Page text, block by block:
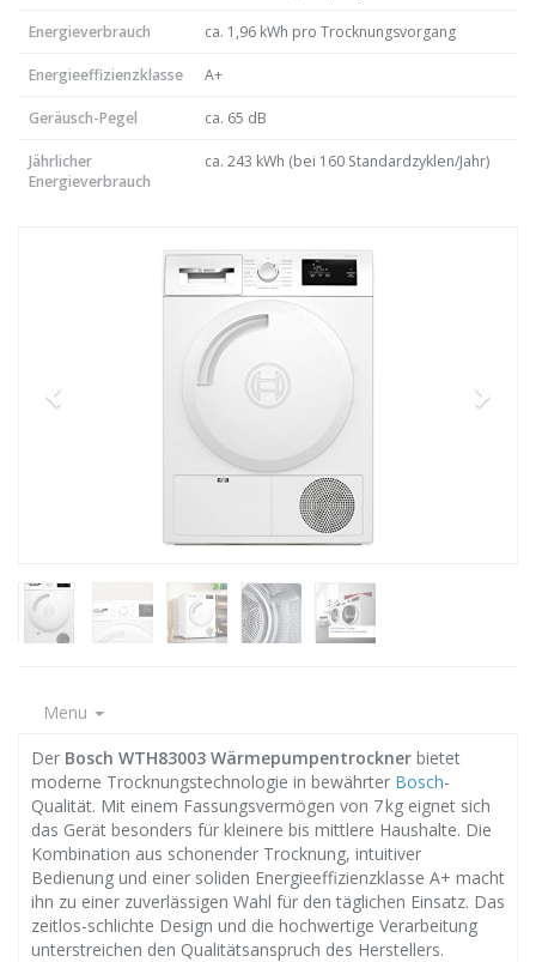
Energieverbrauch ca. 1,96 kWh pro Trocknungsvorgang
Energieeffizienzklasse A+
Geräusch-Pegel ca. 65 dB
Jährlicher
Energieverbrauch
ca. 243 kWh (bei 160 Standardzyklen/Jahr)
Menu
Der Bosch WTH83003 Wärmepumpentrockner bietet
moderne Trocknungstechnologie in bewährter Bosch-
Qualität. Mit einem Fassungsvermögen von 7 kg eignet sich
das Gerät besonders für kleinere bis mittlere Haushalte. Die
Kombination aus schonender Trocknung, intuitiver
Bedienung und einer soliden Energieeffizienzklasse A+ macht
ihn zu einer zuverlässigen Wahl für den täglichen Einsatz. Das
zeitlos-schlichte Design und die hochwertige Verarbeitung
unterstreichen den Qualitätsanspruch des Herstellers.